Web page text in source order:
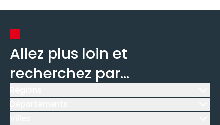
Allez plus loin et
recherchez par...